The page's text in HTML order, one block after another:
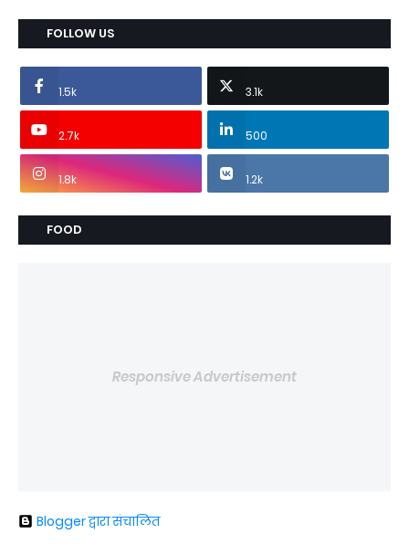
FOLLOW US
1.5k 3.1k
2.7k 500
1.8k 1.2k
FOOD
Responsive Advertisement
Blogger द्वारा संचालित